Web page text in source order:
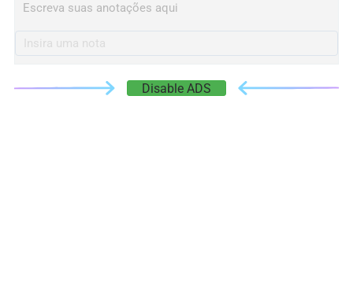
Escreva suas anotações aqui
Disable ADS